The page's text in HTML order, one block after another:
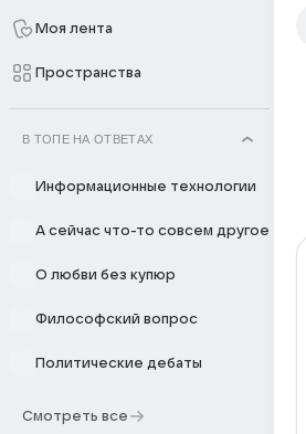
Моя лента
Пространства
В ТОПЕ НА ОТВЕТАХ
Информационные технологии
А сейчас что-то совсем другое
О любви без купюр
Философский вопрос
Политические дебаты
Смотреть все